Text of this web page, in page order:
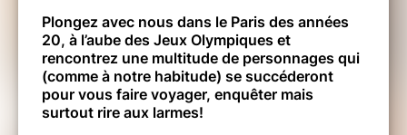
Plongez avec nous dans le Paris des années
20, à l’aube des Jeux Olympiques et
rencontrez une multitude de personnages qui
(comme à notre habitude) se succéderont
pour vous faire voyager, enquêter mais
surtout rire aux larmes!